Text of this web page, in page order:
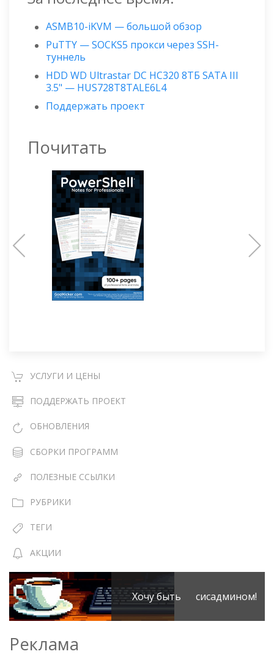
ASMB10-iKVM — большой обзор
PuTTY — SOCKS5 прокси через SSH-
туннель
HDD WD Ultrastar DC HC320 8ТБ SATA III
3.5" — HUS728T8TALE6L4
Поддержать проект
Почитать
УСЛУГИ И ЦЕНЫ
ПОДДЕРЖАТЬ ПРОЕКТ
ОБНОВЛЕНИЯ
СБОРКИ ПРОГРАММ
ПОЛЕЗНЫЕ ССЫЛКИ
РУБРИКИ
ТЕГИ
АКЦИИ
Хочу быть сисадмином!
Реклама